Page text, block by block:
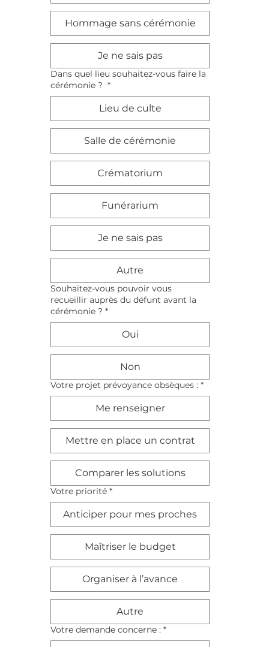
Hommage sans cérémonie
Je ne sais pas
Dans quel lieu souhaitez-vous faire la
cérémonie ? *
Lieu de culte
Salle de cérémonie
Crématorium
Funérarium
Je ne sais pas
Autre
Souhaitez-vous pouvoir vous
recueillir auprès du défunt avant la
cérémonie ? *
Oui
Non
Votre projet prévoyance obsèques : *
Me renseigner
Mettre en place un contrat
Comparer les solutions
Votre priorité *
Anticiper pour mes proches
Maîtriser le budget
Organiser à l’avance
Autre
Votre demande concerne : *